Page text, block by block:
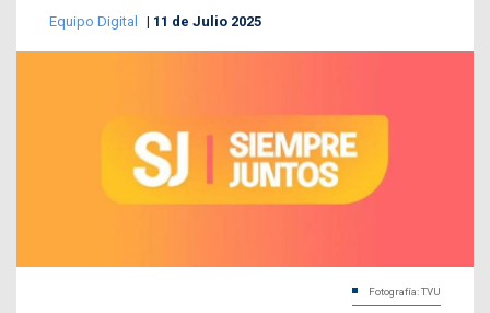
Equipo Digital 11 de Julio 2025
Fotografía: TVU